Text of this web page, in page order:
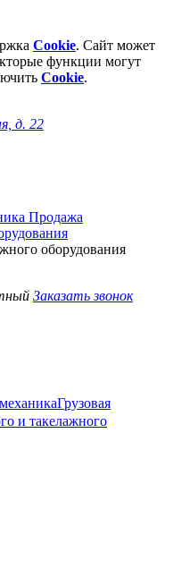
Cookie. Сайт может
функции могут
Cookie.
д. 22
Продажа
оборудования
Заказать звонок
Грузовая
и такелажного